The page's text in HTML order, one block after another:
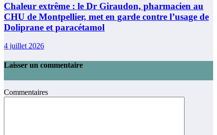
Chaleur extrême : le Dr Giraudon, pharmacien au
CHU de Montpellier, met en garde contre l’usage de
Doliprane et paracétamol
4 juillet 2026
Laisser un commentaire
Commentaires